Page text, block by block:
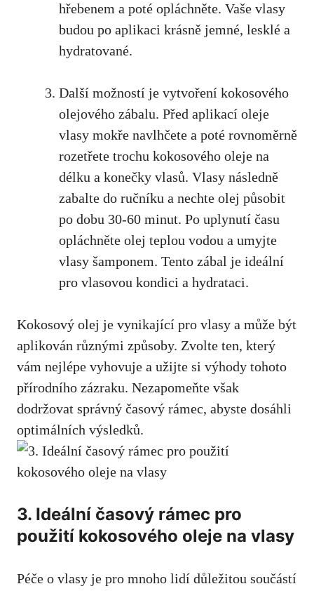
hřebenem a poté opláchněte. Vaše vlasy
budou po aplikaci krásně jemné, lesklé a
hydratované.
Další možností je vytvoření kokosového
olejového zábalu. Před aplikací oleje
vlasy mokře navlhčete a poté rovnoměrně
rozetřete trochu kokosového oleje na
délku a konečky vlasů. Vlasy následně
zabalte do ručníku a nechte olej působit
po dobu 30-60 minut. Po uplynutí času
opláchněte olej teplou vodou a umyjte
vlasy šamponem. Tento zábal je ideální
pro vlasovou kondici a hydrataci.
Kokosový olej je vynikající pro vlasy a může být
aplikován různými způsoby. Zvolte ten, který
vám nejlépe vyhovuje a užijte si výhody tohoto
přírodního zázraku. Nezapomeňte však
dodržovat správný časový rámec, abyste dosáhli
optimálních výsledků.
3. Ideální časový rámec pro
použití kokosového oleje na vlasy
Péče o vlasy je pro mnoho lidí důležitou součástí